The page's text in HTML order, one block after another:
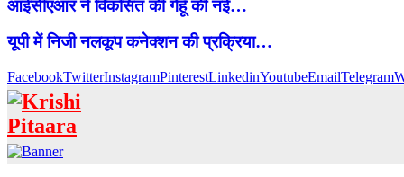
आईसीएआर ने विकसित की गेहूँ की नई…
यूपी में निजी नलकूप कनेक्शन की प्रक्रिया…
FacebookTwitterInstagramPinterestLinkedinYoutubeEmailTelegram